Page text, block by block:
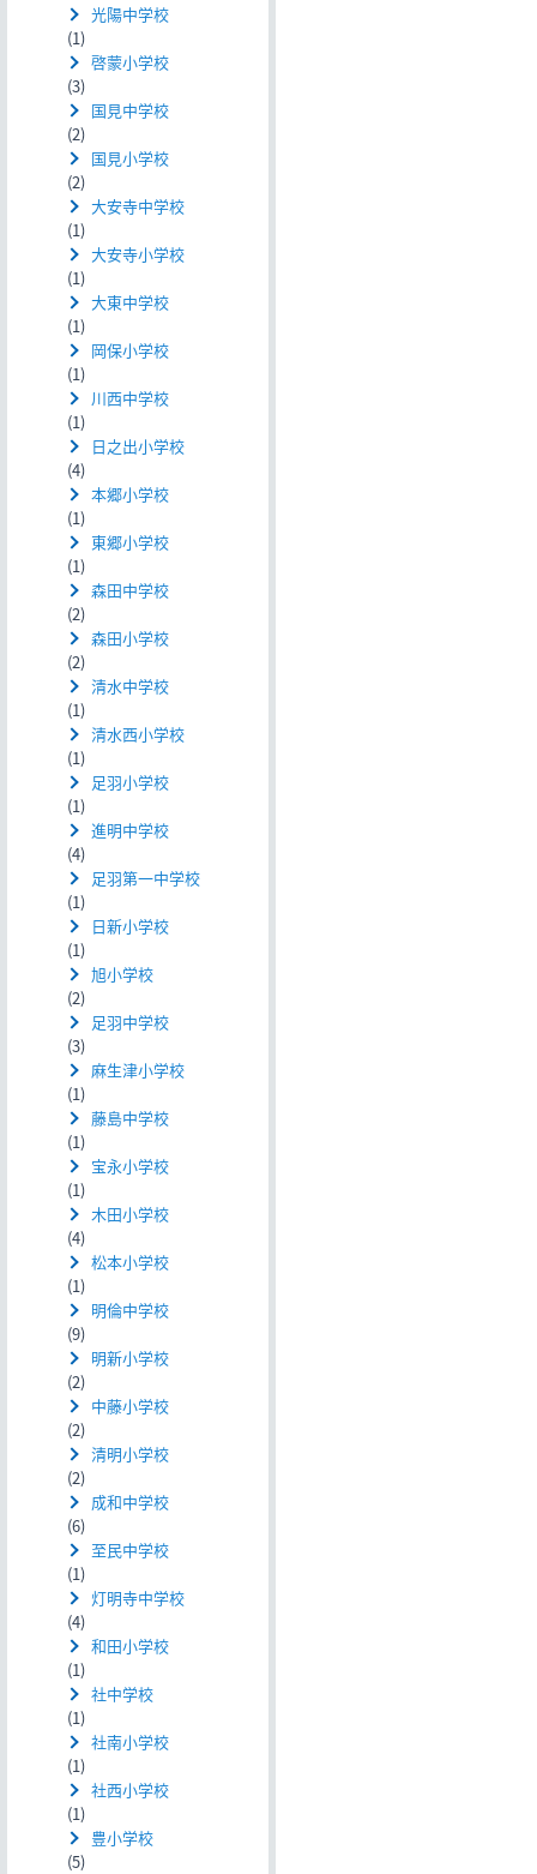
光陽中学校
(1)
啓蒙小学校
(3)
国見中学校
(2)
国見小学校
(2)
大安寺中学校
(1)
大安寺小学校
(1)
大東中学校
(1)
岡保小学校
(1)
川西中学校
(1)
日之出小学校
(4)
本郷小学校
(1)
東郷小学校
(1)
森田中学校
(2)
森田小学校
(2)
清水中学校
(1)
清水西小学校
(1)
足羽小学校
(1)
進明中学校
(4)
足羽第一中学校
(1)
日新小学校
(1)
旭小学校
(2)
足羽中学校
(3)
麻生津小学校
(1)
藤島中学校
(1)
宝永小学校
(1)
木田小学校
(4)
松本小学校
(1)
明倫中学校
(9)
明新小学校
(2)
中藤小学校
(2)
清明小学校
(2)
成和中学校
(6)
至民中学校
(1)
灯明寺中学校
(4)
和田小学校
(1)
社中学校
(1)
社南小学校
(1)
社西小学校
(1)
豊小学校
(5)